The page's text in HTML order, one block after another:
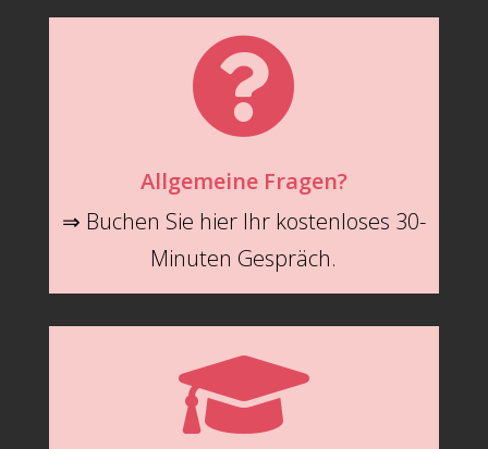

Allgemeine Fragen?
⇒ Buchen Sie hier Ihr kostenloses 30-
Minuten Gespräch.
